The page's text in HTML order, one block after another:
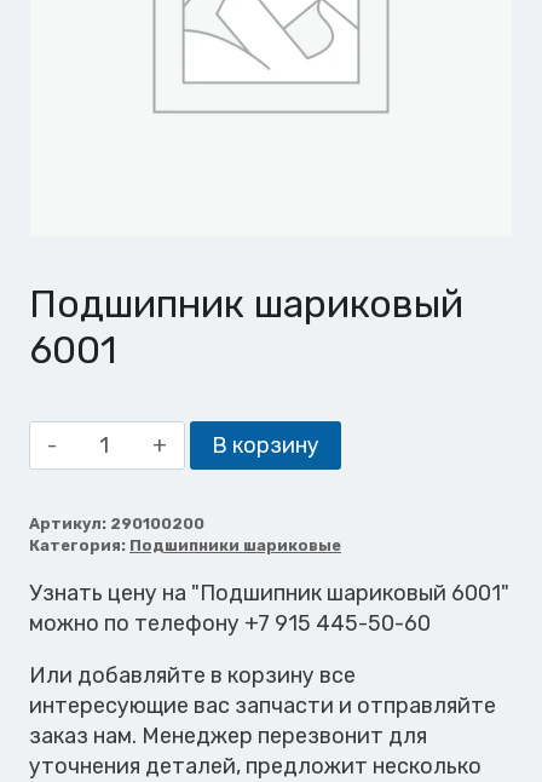
Подшипник шариковый
6001
Количество
товара
шариковый
6001
В корзину
Артикул: 290100200
Категория: Подшипники шариковые
Узнать цену на "Подшипник шариковый 6001"
можно по телефону +7 915 445-50-60
Или добавляйте в корзину все
интересующие вас запчасти и отправляйте
заказ нам. Менеджер перезвонит для
уточнения деталей, предложит несколько